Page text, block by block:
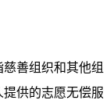
善组织和其他组
供的志愿无偿服